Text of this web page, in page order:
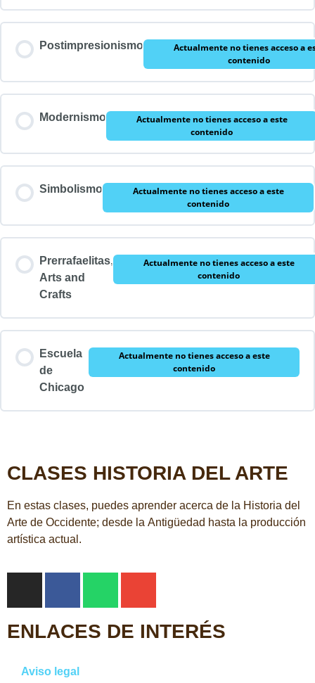
Postimpresionismo
Actualmente no tienes acceso a
contenido
Modernismo
Actualmente no tienes acceso a este
contenido
Simbolismo
Actualmente no tienes acceso a este
contenido
Prerrafaelitas,
Arts and
Crafts
Actualmente no tienes acceso a este
contenido
Escuela
de
Chicago
Actualmente no tienes acceso a este
contenido
CLASES HISTORIA DEL ARTE
En estas clases, puedes aprender acerca de la Historia del
Arte de Occidente; desde la Antigüedad hasta la producción
artística actual.
ENLACES DE INTERÉS
Aviso legal